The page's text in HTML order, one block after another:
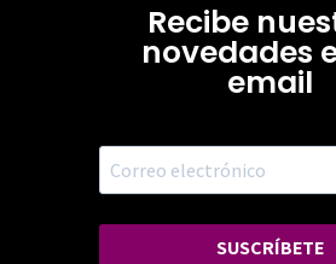
Recibe
novedades
email
SUSCRÍBETE